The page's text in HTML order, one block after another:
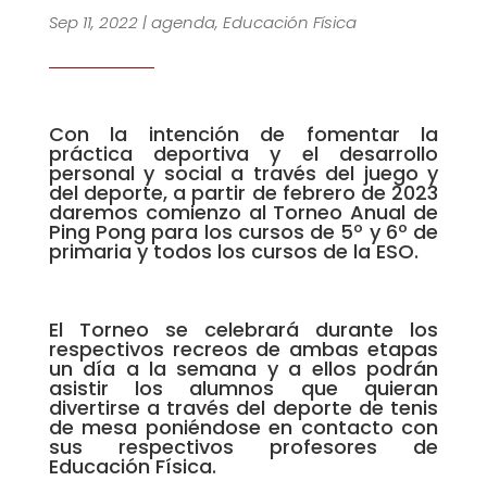
Sep 11, 2022|agenda, Educación Física
Con la intención de fomentar la
práctica deportiva y el desarrollo
personal y social a través del juego y
del deporte, a partir de febrero de 2023
daremos comienzo al Torneo Anual de
Ping Pong para los cursos de 5º y 6º de
primaria y todos los cursos de la ESO.
El Torneo se celebrará durante los
respectivos recreos de ambas etapas
un día a la semana y a ellos podrán
asistir los alumnos que quieran
divertirse a través del deporte de tenis
de mesa poniéndose en contacto con
sus respectivos profesores de
Educación Física.